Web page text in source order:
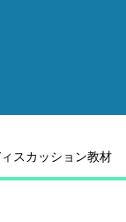
スカッション教材